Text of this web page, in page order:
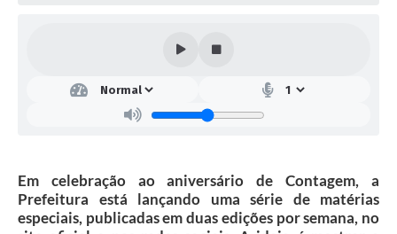
Em celebração ao aniversário de Contagem, a
Prefeitura está lançando uma série de matérias
especiais, publicadas em duas edições por semana, no